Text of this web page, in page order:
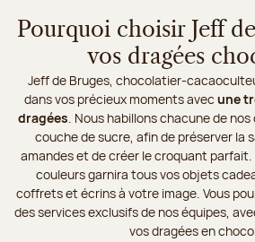
Pourquoi choisir Jeff
vos dragées
Jeff de Bruges, chocolatier-
dans vos précieux moments avec une
dragées. Nous habillons chacune de
couche de sucre, afin de préserver la
amandes et de créer le croquant
couleurs garnira tous vos objets
coffrets et écrins à votre image. Vous
des services exclusifs de nos équipes,
vos dragées en